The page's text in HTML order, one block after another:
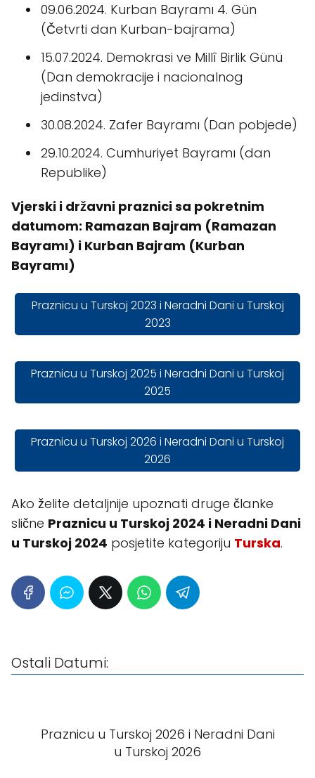
09.06.2024. Kurban Bayramı 4. Gün
(Četvrti dan Kurban-bajrama)
15.07.2024. Demokrasi ve Millî Birlik Günü
(Dan demokracije i nacionalnog
jedinstva)
30.08.2024. Zafer Bayramı (Dan pobjede)
29.10.2024. Cumhuriyet Bayramı (dan
Republike)
Vjerski i državni praznici sa pokretnim
datumom: Ramazan Bajram (Ramazan
Bayramı) i Kurban Bajram (Kurban
Bayramı)
Praznicu u Turskoj 2023 i Neradni Dani u Turskoj
2023
Praznicu u Turskoj 2025 i Neradni Dani u Turskoj
2025
Praznicu u Turskoj 2026 i Neradni Dani u Turskoj
2026
Ako želite detaljnije upoznati druge članke
slične Praznicu u Turskoj 2024 i Neradni Dani
u Turskoj 2024 posjetite kategoriju Turska.
Ostali Datumi:
Praznicu u Turskoj 2026 i Neradni Dani
u Turskoj 2026